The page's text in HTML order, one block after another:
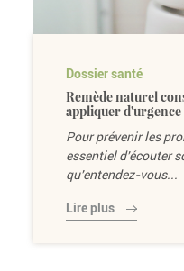
Dossier santé
Remède naturel
appliquer d'urgence
Pour prévenir les
essentiel d'écouter
qu'entendez-vous...
Lire plus